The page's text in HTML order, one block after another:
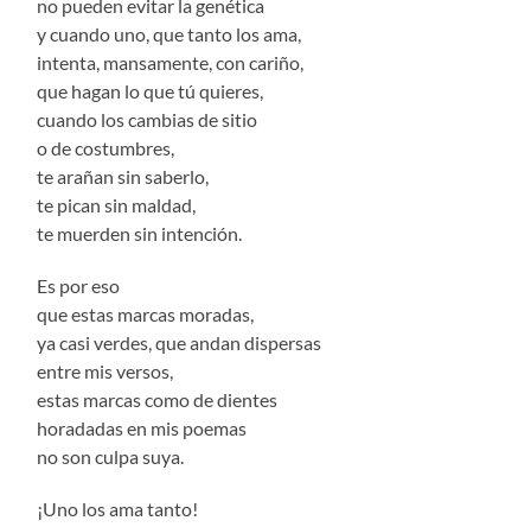
no pueden evitar la genética
y cuando uno, que tanto los ama,
intenta, mansamente, con cariño,
que hagan lo que tú quieres,
cuando los cambias de sitio
o de costumbres,
te arañan sin saberlo,
te pican sin maldad,
te muerden sin intención.
Es por eso
que estas marcas moradas,
ya casi verdes, que andan dispersas
entre mis versos,
estas marcas como de dientes
horadadas en mis poemas
no son culpa suya.
¡Uno los ama tanto!